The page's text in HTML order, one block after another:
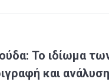
Το ιδίωμα
και ανάλυση